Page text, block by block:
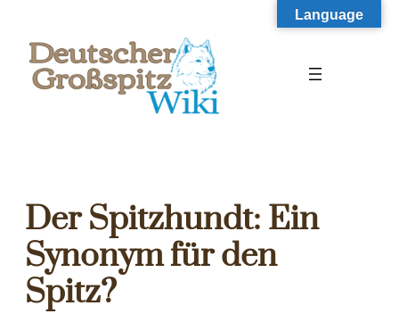
springen
Der Spitzhundt: Ein
Synonym für den
Spitz?
Language